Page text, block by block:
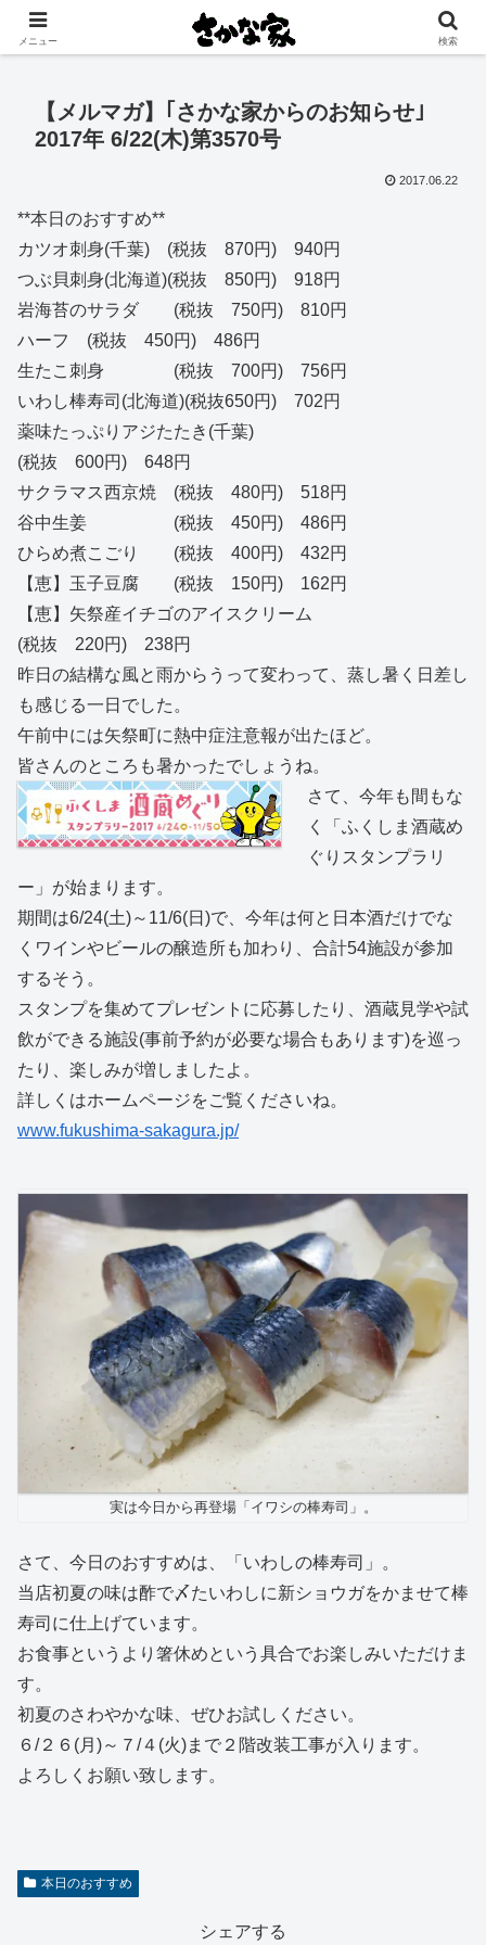
創業大正11年 矢祭町の中心で営む鮮魚店と飲食店
【メルマガ】｢さかな家からのお知らせ｣
2017年 6/22(木)第3570号
2017.06.22
**本日のおすすめ**
カツオ刺身(千葉) (税抜 870円) 940円
つぶ貝刺身(北海道)(税抜 850円) 918円
岩海苔のサラダ (税抜 750円) 810円
ハーフ (税抜 450円) 486円
生たこ刺身 (税抜 700円) 756円
いわし棒寿司(北海道)(税抜650円) 702円
薬味たっぷりアジたたき(千葉)
(税抜 600円) 648円
サクラマス西京焼 (税抜 480円) 518円
谷中生姜 (税抜 450円) 486円
ひらめ煮こごり (税抜 400円) 432円
【恵】玉子豆腐 (税抜 150円) 162円
【恵】矢祭産イチゴのアイスクリーム
(税抜 220円) 238円
昨日の結構な風と雨からうって変わって、蒸し暑く日差し
も感じる一日でした。
午前中には矢祭町に熱中症注意報が出たほど。
皆さんのところも暑かったでしょうね。
さて、今年も間もな
く「ふくしま酒蔵め
ぐりスタンプラリ
ー」が始まります。
期間は6/24(土)～11/6(日)で、今年は何と日本酒だけでな
くワインやビールの醸造所も加わり、合計54施設が参加
するそう。
スタンプを集めてプレゼントに応募したり、酒蔵見学や試
飲ができる施設(事前予約が必要な場合もあります)を巡っ
たり、楽しみが増しましたよ。
詳しくはホームページをご覧くださいね。
www.fukushima-sakagura.jp/
実は今日から再登場「イワシの棒寿司」。
さて、今日のおすすめは、「いわしの棒寿司」。
当店初夏の味は酢で〆たいわしに新ショウガをかませて棒
寿司に仕上げています。
お食事というより箸休めという具合でお楽しみいただけま
す。
初夏のさわやかな味、ぜひお試しください。
６/２６(月)～７/４(火)まで２階改装工事が入ります。
よろしくお願い致します。
本日のおすすめ
シェアする
メニュー 検索